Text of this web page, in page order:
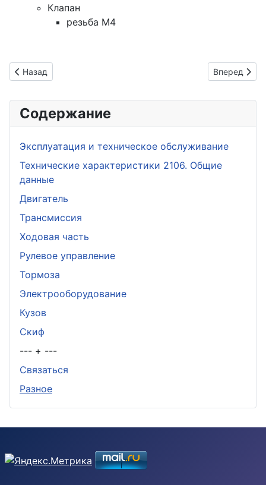
Содержание
Эксплуатация и техническое обслуживание
Технические характеристики 2106. Общие
данные
Двигатель
Трансмиссия
Ходовая часть
Рулевое управление
Тормоза
Электрооборудование
Кузов
Скиф
--- + ---
Связаться
Разное
Клапан
резьба М4
Предыдущий: Phoebus Camp Stove No. 625
Назад Следующий:
Вперед